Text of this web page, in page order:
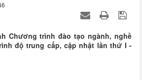
Chương trình đào tạo ngành, nghề
độ trung cấp, cập nhật lần thứ I -